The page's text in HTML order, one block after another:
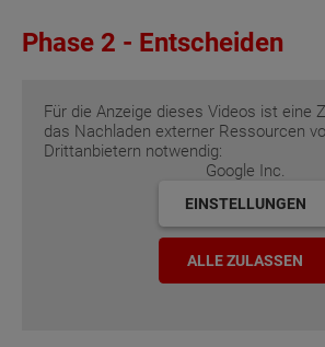
Phase 2 - Entscheiden
Für die Anzeige dieses Videos ist eine
das Nachladen externer Ressourcen
Drittanbietern notwendig:
Google Inc.
EINSTELLUNGEN
ALLE ZULASSEN